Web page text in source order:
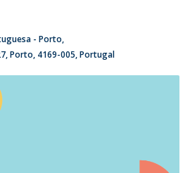
- Porto
Porto 4169-005 Portugal